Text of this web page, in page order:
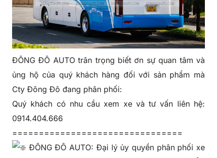
ĐÔNG ĐÔ AUTO trân trọng biết ơn sự quan tâm và
ủng hộ của quý khách hàng đối với sản phẩm mà
Cty Đông Đô đang phân phối:
Quý khách có nhu cầu xem xe và tư vấn liên hệ:
0914.404.666
================================
ĐÔNG ĐÔ AUTO: Đại lý ủy quyền phân phối xe